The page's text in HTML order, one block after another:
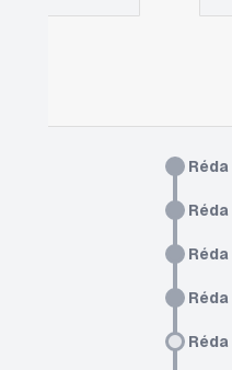
Réda
Réda
Réda
Réda
Réda